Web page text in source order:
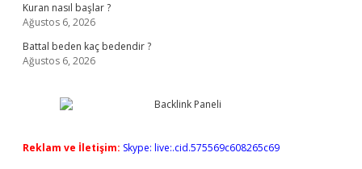
Kuran nasıl başlar ?
Ağustos 6, 2026
Battal beden kaç bedendir ?
Ağustos 6, 2026
Reklam ve İletişim: Skype: live:.cid.575569c608265c69